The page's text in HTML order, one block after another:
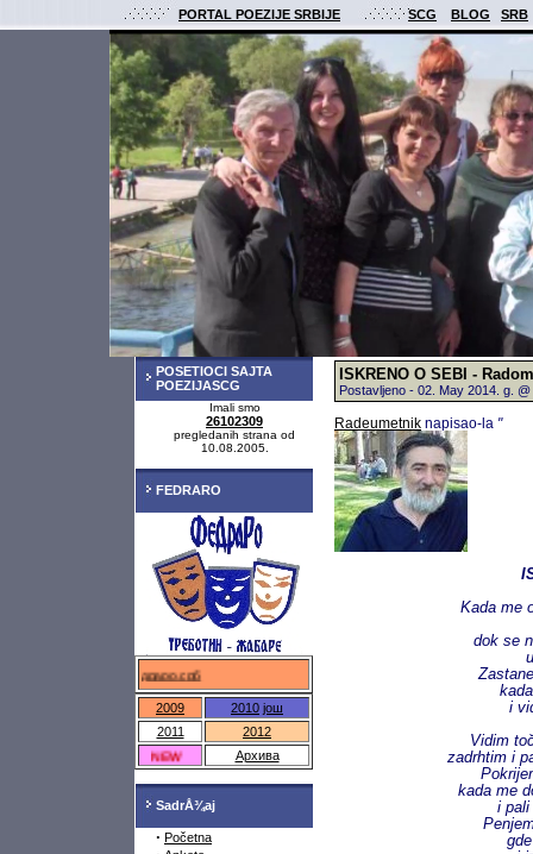
PORTAL POEZIJE SRBIJE SCG BLOG SRB
POSETIOCI SAJTA
POEZIJASCG
Imali smo
26102309
pregledanih strana od
10.08.2005.
FEDRARO
федраро.срб
2009 2010 још
2011
2012
NEW
Архива
SadrÅ¾aj
· Početna
ISKRENO O SEBI -
Postavljeno - 02. May 2014. g.
Radeumetnik napisao-la "
Kada me
dok se
i
Vidim
zadrhtim i
kada me
i pali